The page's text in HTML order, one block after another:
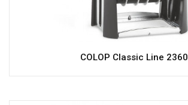
COLOP Classic Line 2360